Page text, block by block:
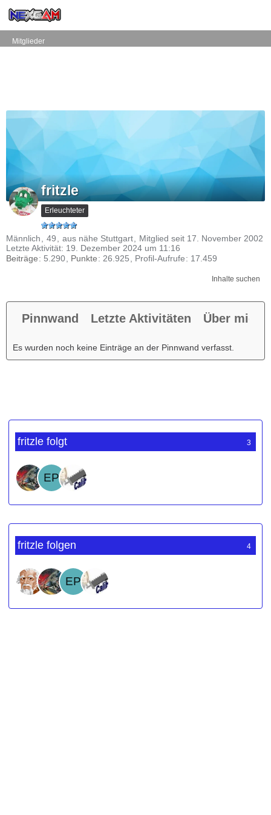
Mitglieder
fritzle
Erleuchteter
Männlich 49 aus nähe Stuttgart
Mitglied seit 17. November 2002
Letzte Aktivität: 19. Dezember 2024 um 11:16
Beiträge
5.290 Punkte 26.925 Profil-Aufrufe 17.459
Inhalte suchen
Pinnwand Letzte Aktivitäten Über mich
Es wurden noch keine Einträge an der Pinnwand verfasst.
fritzle folgt 3
fritzle folgen 4